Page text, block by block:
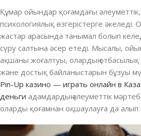
Құмар ойындар қоғамдағы
психологиялық өзгерістерге әкеледі.
жастар арасында танымал болып
сүру салтына әсер етеді. Мысалы,
ақшаны жоғалтуы, олардың
және достық байланыстарын бұзуы
Pin-Up казино — играть онлайн в
деньги адамдардың әлеуметтік
оларды қоғамнан оқшаулауға да алып